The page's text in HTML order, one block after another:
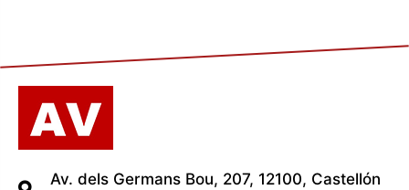
Av. dels Germans Bou, 207, 12100, Castellón